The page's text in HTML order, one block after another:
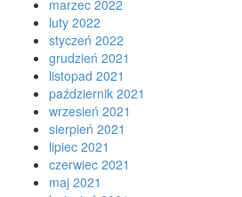
marzec 2022
luty 2022
styczeń 2022
grudzień 2021
listopad 2021
październik 2021
wrzesień 2021
sierpień 2021
lipiec 2021
czerwiec 2021
maj 2021